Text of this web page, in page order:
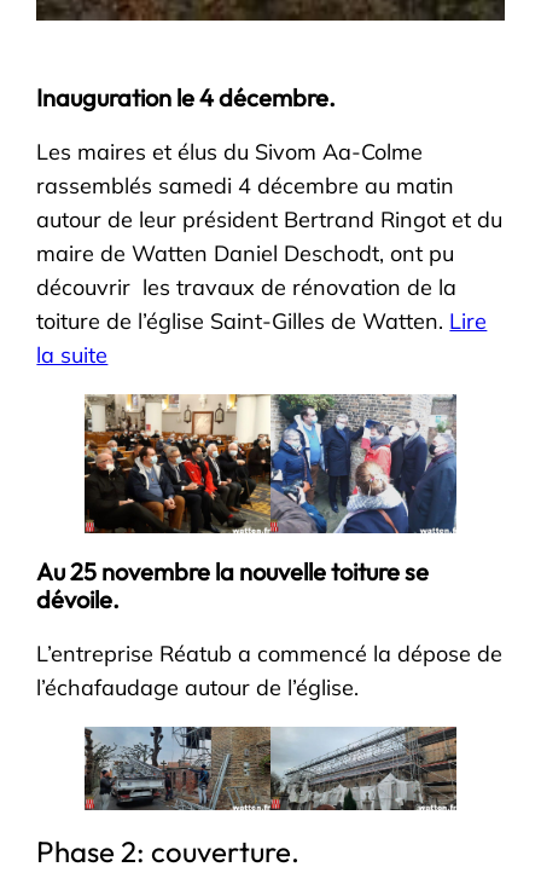
Inauguration le 4 décembre.
Les maires et élus du Sivom Aa-Colme
rassemblés samedi 4 décembre au matin
autour de leur président Bertrand Ringot et du
maire de Watten Daniel Deschodt, ont pu
découvrir les travaux de rénovation de la
toiture de l’église Saint-Gilles de Watten. Lire
la suite
Au 25 novembre la nouvelle toiture se
dévoile.
L’entreprise Réatub a commencé la dépose de
l’échafaudage autour de l’église.
Phase 2: couverture.